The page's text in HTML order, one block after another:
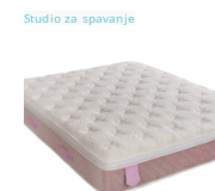
Studio za spavanje